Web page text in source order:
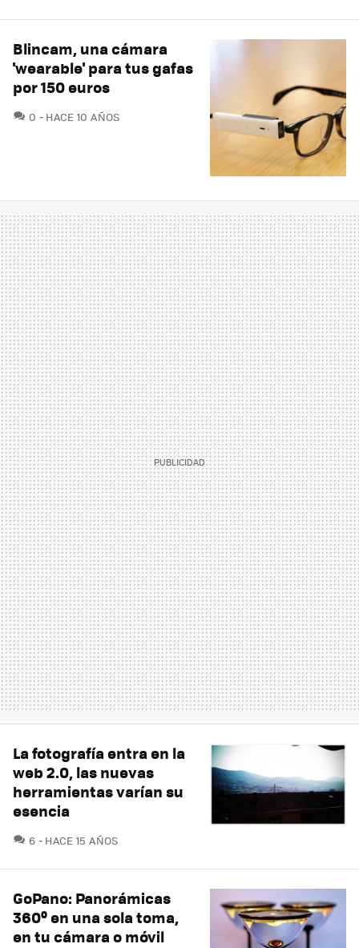
Blincam, una cámara
'wearable' para tus gafas
por 150 euros
0 COMENTARIOS
HACE 10 AÑOS
La fotografía entra en la
web 2.0, las nuevas
herramientas varían su
esencia
6 COMENTARIOS
HACE 15 AÑOS
GoPano: Panorámicas
360º en una sola toma,
en tu cámara o móvil